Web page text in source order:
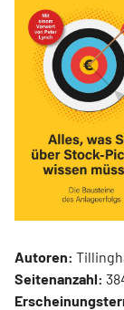
Autoren:
Seitenanzahl: